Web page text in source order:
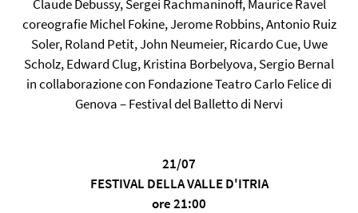
Claude Debussy, Sergei Rachmaninoff, Maurice Ravel
coreografie Michel Fokine, Jerome Robbins, Antonio Ruiz
Soler, Roland Petit, John Neumeier, Ricardo Cue, Uwe
Scholz, Edward Clug, Kristina Borbelyova, Sergio Bernal
in collaborazione con Fondazione Teatro Carlo Felice di
Genova – Festival del Balletto di Nervi
21/07
FESTIVAL DELLA VALLE D'ITRIA
ore 21:00